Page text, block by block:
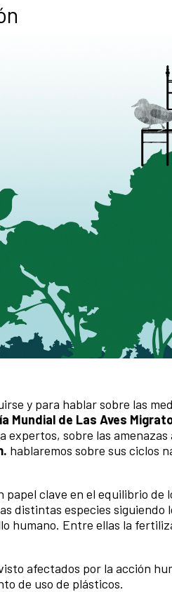
y para hablar sobre las
Mundial de Las Aves
sobre las amenazas
hablaremos sobre sus ciclos
papel clave en el equilibrio de
distintas especies siguiendo
humano. Entre ellas la
afectados por la acción
de uso de plásticos.